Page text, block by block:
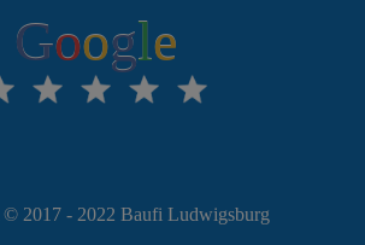
Google
2017 - 2022 Baufi Ludwigsburg